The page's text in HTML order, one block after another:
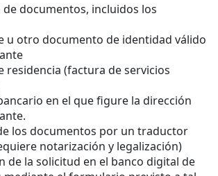
documentos, incluidos los
u otro documento de identidad válido
residencia (factura de servicios
en el que figure la dirección
los documentos por un traductor
notarización y legalización)
de la solicitud en el banco digital de